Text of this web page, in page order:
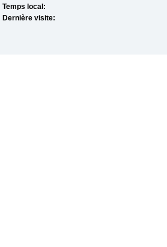
Temps local:
Dernière visite: